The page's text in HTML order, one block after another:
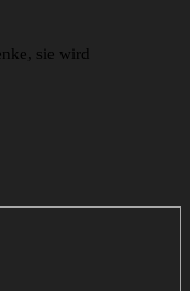
sie wird